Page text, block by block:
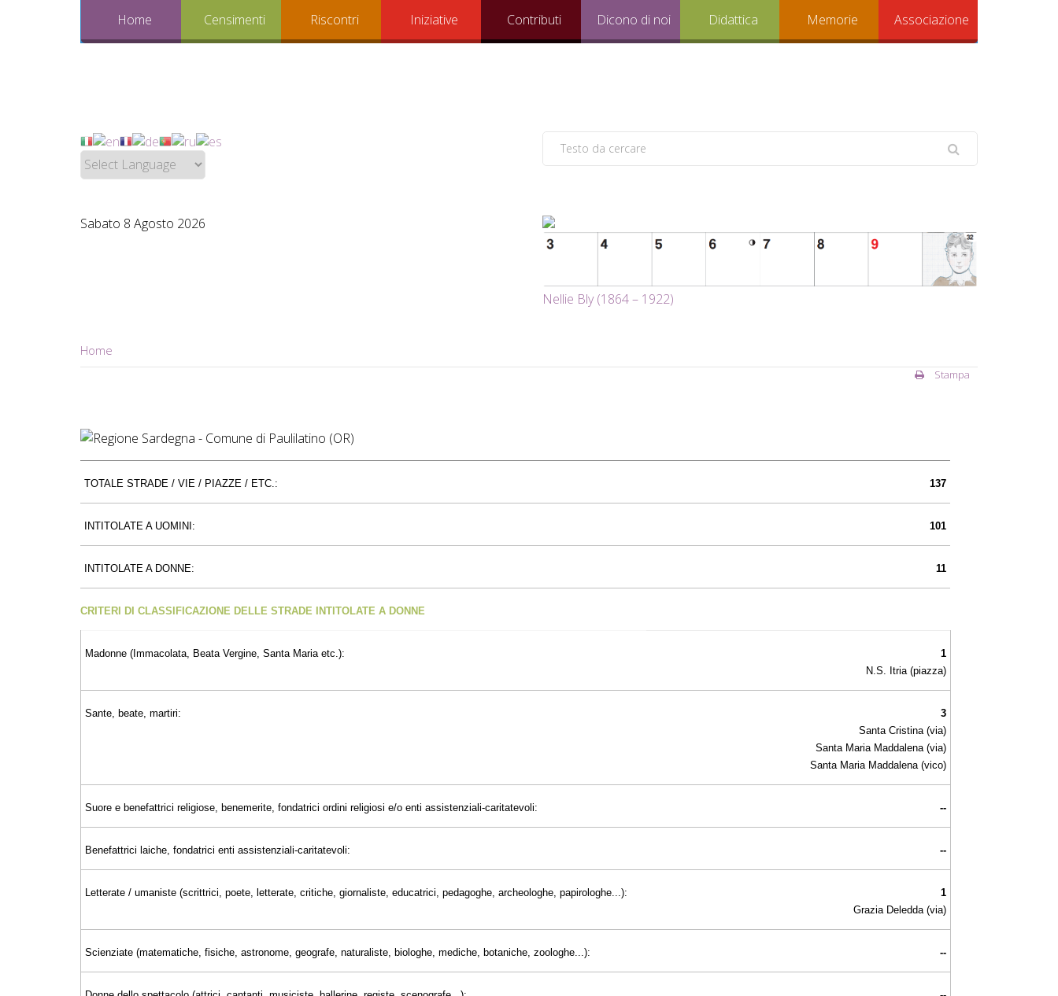
Home Censimenti Riscontri Iniziative Contributi Dicono di noi Didattica Memorie Associazione
Sabato 8 Agosto 2026
Nellie Bly (1864 – 1922)
Home
Stampa
TOTALE STRADE / VIE / PIAZZE / ETC.: 137
INTITOLATE A UOMINI: 101
INTITOLATE A DONNE: 11
CRITERI DI CLASSIFICAZIONE DELLE STRADE INTITOLATE A DONNE
Madonne (Immacolata, Beata Vergine, Santa Maria etc.):
1
N.S. Itria (piazza)
Sante, beate, martiri:
3
Santa Cristina (via)
Santa Maria Maddalena (via)
Santa Maria Maddalena (vico)
Suore e benefattrici religiose, benemerite, fondatrici ordini religiosi e/o enti assistenziali-caritatevoli: --
Benefattrici laiche, fondatrici enti assistenziali-caritatevoli: --
Letterate / umaniste (scrittrici, poete, letterate, critiche, giornaliste, educatrici, pedagoghe, archeologhe, papirologhe...):
1
Grazia Deledda (via)
Scienziate (matematiche, fisiche, astronome, geografe, naturaliste, biologhe, mediche, botaniche, zoologhe...): --